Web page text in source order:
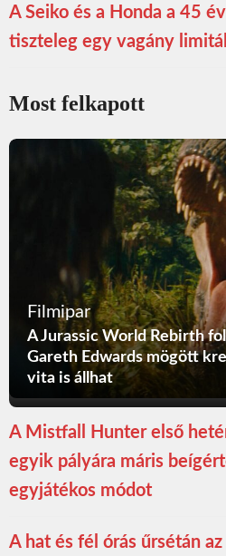
A Seiko és a Honda a 45
tiszteleg egy vagány
Most felkapott
Filmipar
A Jurassic World Rebirth
Gareth Edwards mögött
vita is állhat
A Mistfall Hunter első
egyik pályára máris
egyjátékos módot
A hat és fél órás űrsétán